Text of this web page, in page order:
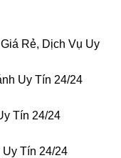
Rẻ, Dịch Vụ Uy
Uy Tín 24/24
Tín 24/24
Tín 24/24